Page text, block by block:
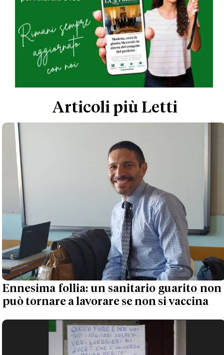
Articoli più Letti
Ennesima follia: un sanitario guarito non
può tornare a lavorare se non si vaccina